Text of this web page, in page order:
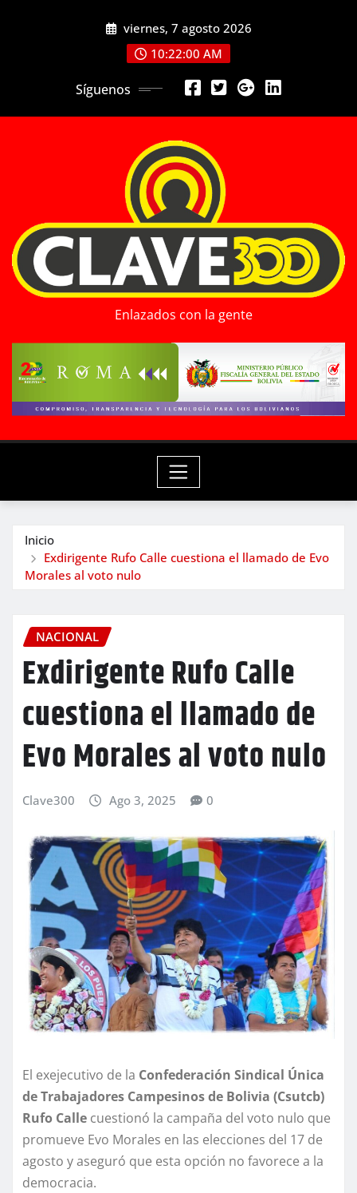
viernes, 7 agosto 2026
10:22:02 AM
Síguenos
Enlazados con la gente
Inicio
Exdirigente Rufo Calle cuestiona el llamado de Evo
Morales al voto nulo
NACIONAL
Exdirigente Rufo Calle
cuestiona el llamado de
Evo Morales al voto nulo
Clave300 Ago 3, 2025 0
El exejecutivo de la Confederación Sindical Única
de Trabajadores Campesinos de Bolivia (Csutcb)
Rufo Calle cuestionó la campaña del voto nulo que
promueve Evo Morales en las elecciones del 17 de
agosto y aseguró que esta opción no favorece a la
democracia.